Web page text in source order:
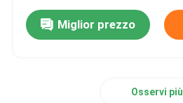
Miglior prezzo
Osservi più